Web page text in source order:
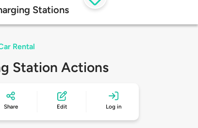
Stations
Rental
Station Actions
Share Edit Log in